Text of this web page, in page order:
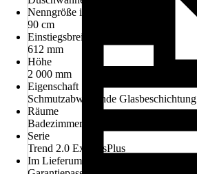
Nenngröße in cm
90 cm
Einstiegsbreite
612 mm
Höhe
2 000 mm
Eigenschaft
Schmutzabweisende Glasbeschichtung
Räume
Badezimmer, Barrierefreies Bad
Serie
Trend 2.0 ExpressPlus
Im Lieferumfang enthalten